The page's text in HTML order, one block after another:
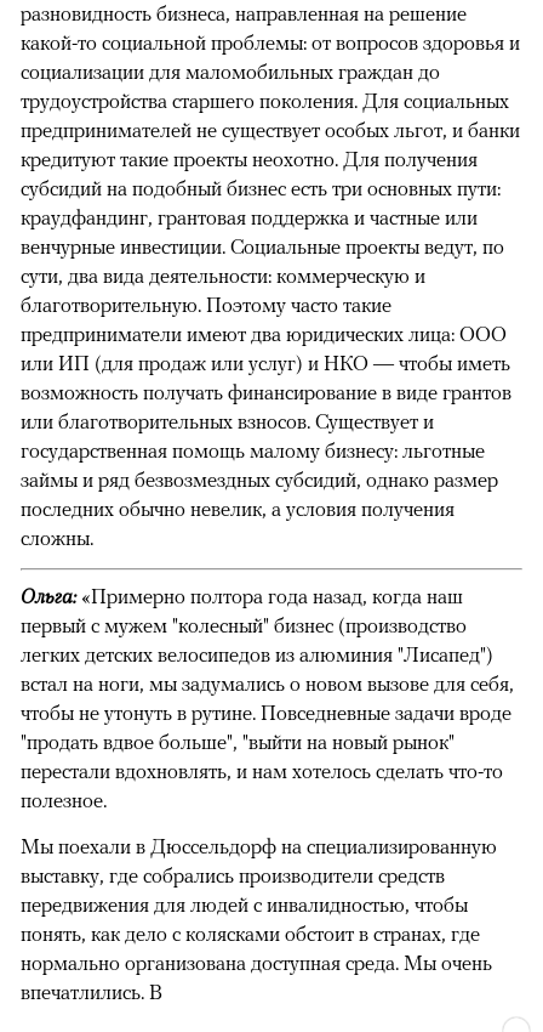
разновидность бизнеса, направленная на решение
какой-то социальной проблемы: от вопросов здоровья и
социализации для маломобильных граждан до
трудоустройства старшего поколения. Для социальных
предпринимателей не существует особых льгот, и банки
кредитуют такие проекты неохотно. Для получения
субсидий на подобный бизнес есть три основных пути:
краудфандинг, грантовая поддержка и частные или
венчурные инвестиции. Социальные проекты ведут, по
сути, два вида деятельности: коммерческую и
благотворительную. Поэтому часто такие
предприниматели имеют два юридических лица: ООО
или ИП (для продаж или услуг) и НКО — чтобы иметь
возможность получать финансирование в виде грантов
или благотворительных взносов. Существует и
государственная помощь малому бизнесу: льготные
займы и ряд безвозмездных субсидий, однако размер
последних обычно невелик, а условия получения
сложны.
Ольга:«Примерно полтора года назад, когда наш
первый с мужем "колесный" бизнес (производство
легких детских велосипедов из алюминия "Лисапед")
встал на ноги, мы задумались о новом вызове для себя,
чтобы не утонуть в рутине. Повседневные задачи вроде
"продать вдвое больше", "выйти на новый рынок"
перестали вдохновлять, и нам хотелось сделать что-то
полезное.
Мы поехали в Дюссельдорф на специализированную
выставку, где собрались производители средств
передвижения для людей с инвалидностью, чтобы
понять, как дело с колясками обстоит в странах, где
нормально организована доступная среда. Мы очень
впечатлились. В